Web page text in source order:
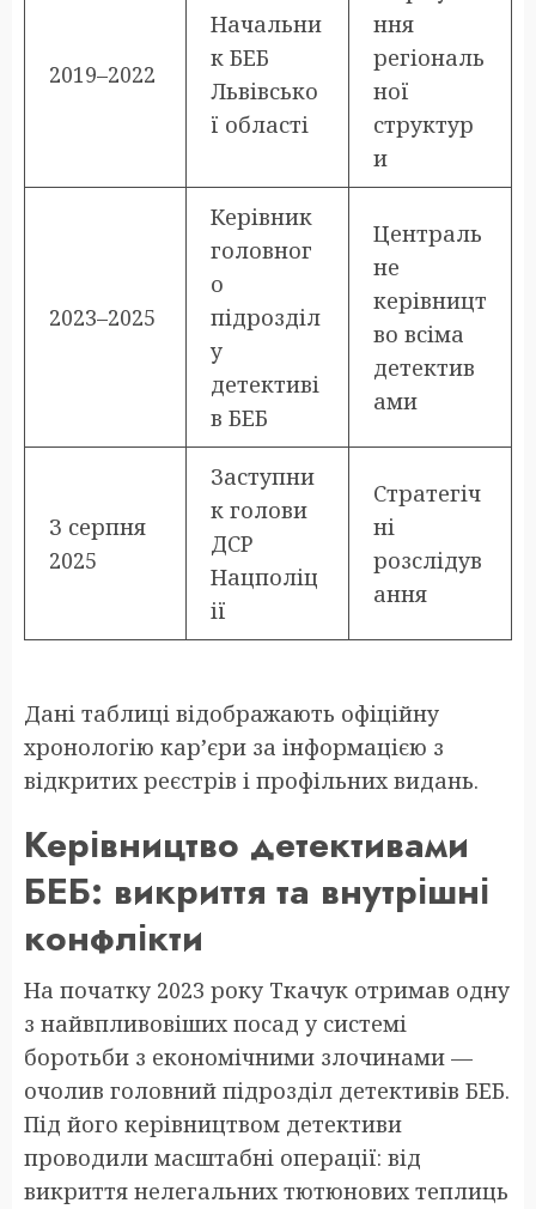
2019–2022
Начальни
к БЕБ
Львівсько
ї області
ння
регіональ
ної
структур
и
2023–2025
Керівник
головног
о
підрозділ
у
детективі
в БЕБ
Централь
не
керівницт
во всіма
детектив
ами
З серпня
2025
Заступни
к голови
ДСР
Нацполіц
ії
Стратегіч
ні
розслідув
ання
Дані таблиці відображають офіційну
хронологію кар’єри за інформацією з
відкритих реєстрів і профільних видань.
Керівництво детективами
БЕБ: викриття та внутрішні
конфлікти
На початку 2023 року Ткачук отримав одну
з найвпливовіших посад у системі
боротьби з економічними злочинами —
очолив головний підрозділ детективів БЕБ.
Під його керівництвом детективи
проводили масштабні операції: від
викриття нелегальних тютюнових теплиць